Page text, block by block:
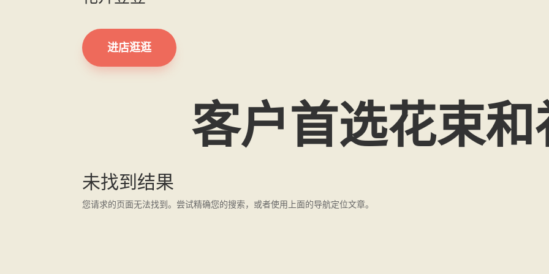
进店逛逛
客户首选花束和
未找到结果
您请求的页面无法找到。尝试精确您的搜索，或者使用上面的导航定位文章。